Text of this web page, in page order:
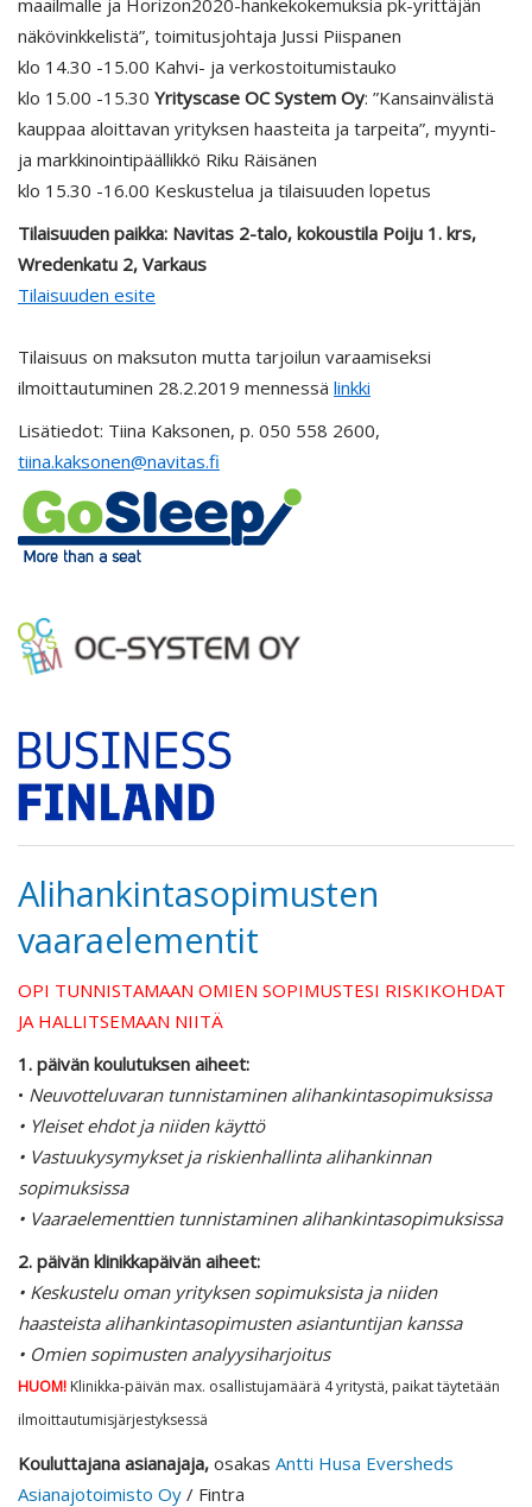
maailmalle ja Horizon2020-hankekokemuksia pk-yrittäjän
näkövinkkelistä”, toimitusjohtaja Jussi Piispanen
klo 14.30 -15.00 Kahvi- ja verkostoitumistauko
klo 15.00 -15.30 Yrityscase OC System Oy: ”Kansainvälistä
kauppaa aloittavan yrityksen haasteita ja tarpeita”, myynti-
ja markkinointipäällikkö Riku Räisänen
klo 15.30 -16.00 Keskustelua ja tilaisuuden lopetus
Tilaisuuden paikka: Navitas 2-talo, kokoustila Poiju 1. krs,
Wredenkatu 2, Varkaus
Tilaisuuden esite
Tilaisuus on maksuton mutta tarjoilun varaamiseksi
ilmoittautuminen 28.2.2019 mennessä linkki
Lisätiedot: Tiina Kaksonen, p. 050 558 2600,
tiina.kaksonen@navitas.fi
Alihankintasopimusten
vaaraelementit
OPI TUNNISTAMAAN OMIEN SOPIMUSTESI RISKIKOHDAT
JA HALLITSEMAAN NIITÄ
1. päivän koulutuksen aiheet:
• Neuvotteluvaran tunnistaminen alihankintasopimuksissa
• Yleiset ehdot ja niiden käyttö
• Vastuukysymykset ja riskienhallinta alihankinnan
sopimuksissa
• Vaaraelementtien tunnistaminen alihankintasopimuksissa
2. päivän klinikkapäivän aiheet:
• Keskustelu oman yrityksen sopimuksista ja niiden
haasteista alihankintasopimusten asiantuntijan kanssa
• Omien sopimusten analyysiharjoitus
HUOM! Klinikka-päivän max. osallistujamäärä 4 yritystä, paikat täytetään
ilmoittautumisjärjestyksessä
Kouluttajana asianajaja, osakas Antti Husa Eversheds
Asianajotoimisto Oy / Fintra